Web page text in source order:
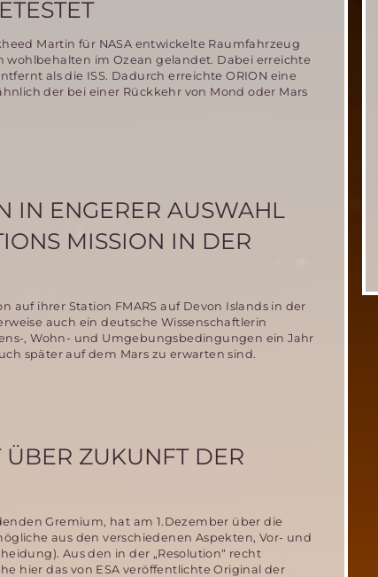
Martin für NASA entwickelte Raumfahrzeug
im Ozean gelandet. Dabei erreichte
als die ISS. Dadurch erreichte ORION eine
der bei einer Rückkehr von Mond oder Mars
IN ENGERER AUSWAHL
MISSION IN DER
auf ihrer Station FMARS auf Devon Islands in der
auch ein deutsche Wissenschaftlerin
, Wohn- und Umgebungsbedingungen ein Jahr
später auf dem Mars zu erwarten sind.
ÜBER ZUKUNFT DER
Gremium, hat am 1.Dezember über die
aus den verschiedenen Aspekten, Vor- und
Aus den in der „Resolution“ recht
hier das von ESA veröffentlichte Original der